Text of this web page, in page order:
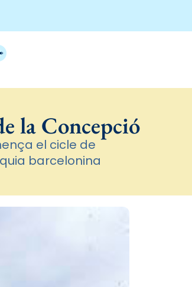
Estel Cristiana
la Concepció
el cicle de
barcelonina